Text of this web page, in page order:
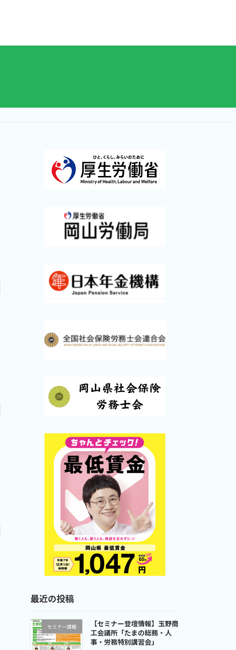
最近の投稿
セミナー情報
【セミナー登壇情報】玉野商
工会議所「たまの総務・人
事・労務特別講習会」